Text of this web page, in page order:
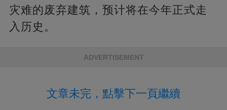
灾难的废弃建筑，预计将在今年正式走
入历史。
ADVERTISEMENT
文章未完，點擊下一頁繼續